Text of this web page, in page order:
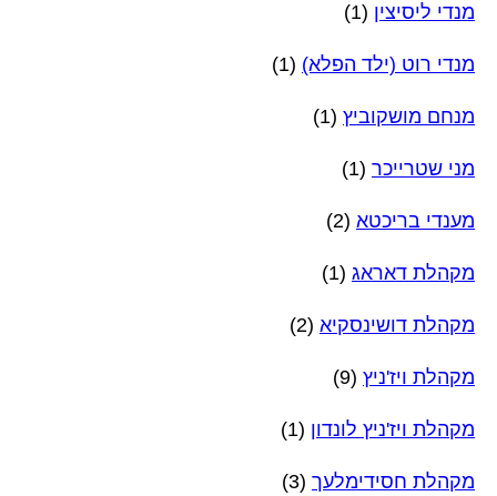
מנדי ליסיצין (1)
מנדי רוט (ילד הפלא) (1)
מנחם מושקוביץ (1)
מני שטרייכר (1)
מענדי בריכטא (2)
מקהלת דאראג (1)
מקהלת דושינסקיא (2)
מקהלת ויז'ניץ (9)
מקהלת ויז'ניץ לונדון (1)
מקהלת חסידימלעך (3)